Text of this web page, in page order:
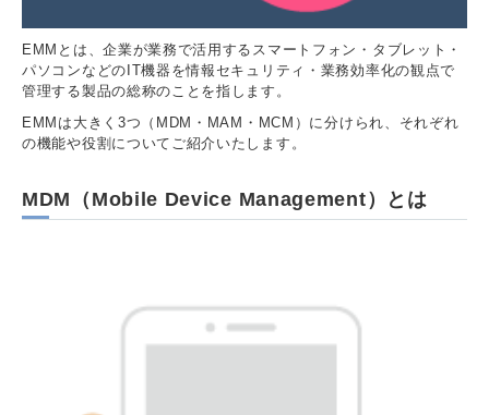
EMMとは、企業が業務で活用するスマートフォン・タブレット・
パソコンなどのIT機器を情報セキュリティ・業務効率化の観点で
管理する製品の総称のことを指します。
EMMは大きく3つ（MDM・MAM・MCM）に分けられ、それぞれ
の機能や役割についてご紹介いたします。
MDM（Mobile Device Management）とは